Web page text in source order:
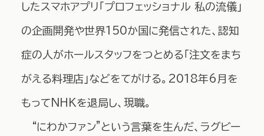
したスマホアプリ「プロフェッショナル 私の流儀」
の企画開発や世界150か国に発信された、認知
症の人がホールスタッフをつとめる「注文をまち
がえる料理店」などをてがける。2018年6月を
もってNHKを退局し、現職。
“にわかファン”という言葉を生んだ、ラグビー